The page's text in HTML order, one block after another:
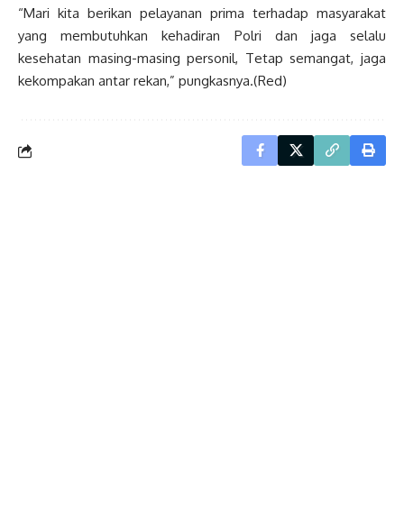
“Mari kita berikan pelayanan prima terhadap masyarakat
yang membutuhkan kehadiran Polri dan jaga selalu
kesehatan masing-masing personil, Tetap semangat, jaga
kekompakan antar rekan,” pungkasnya.(Red)